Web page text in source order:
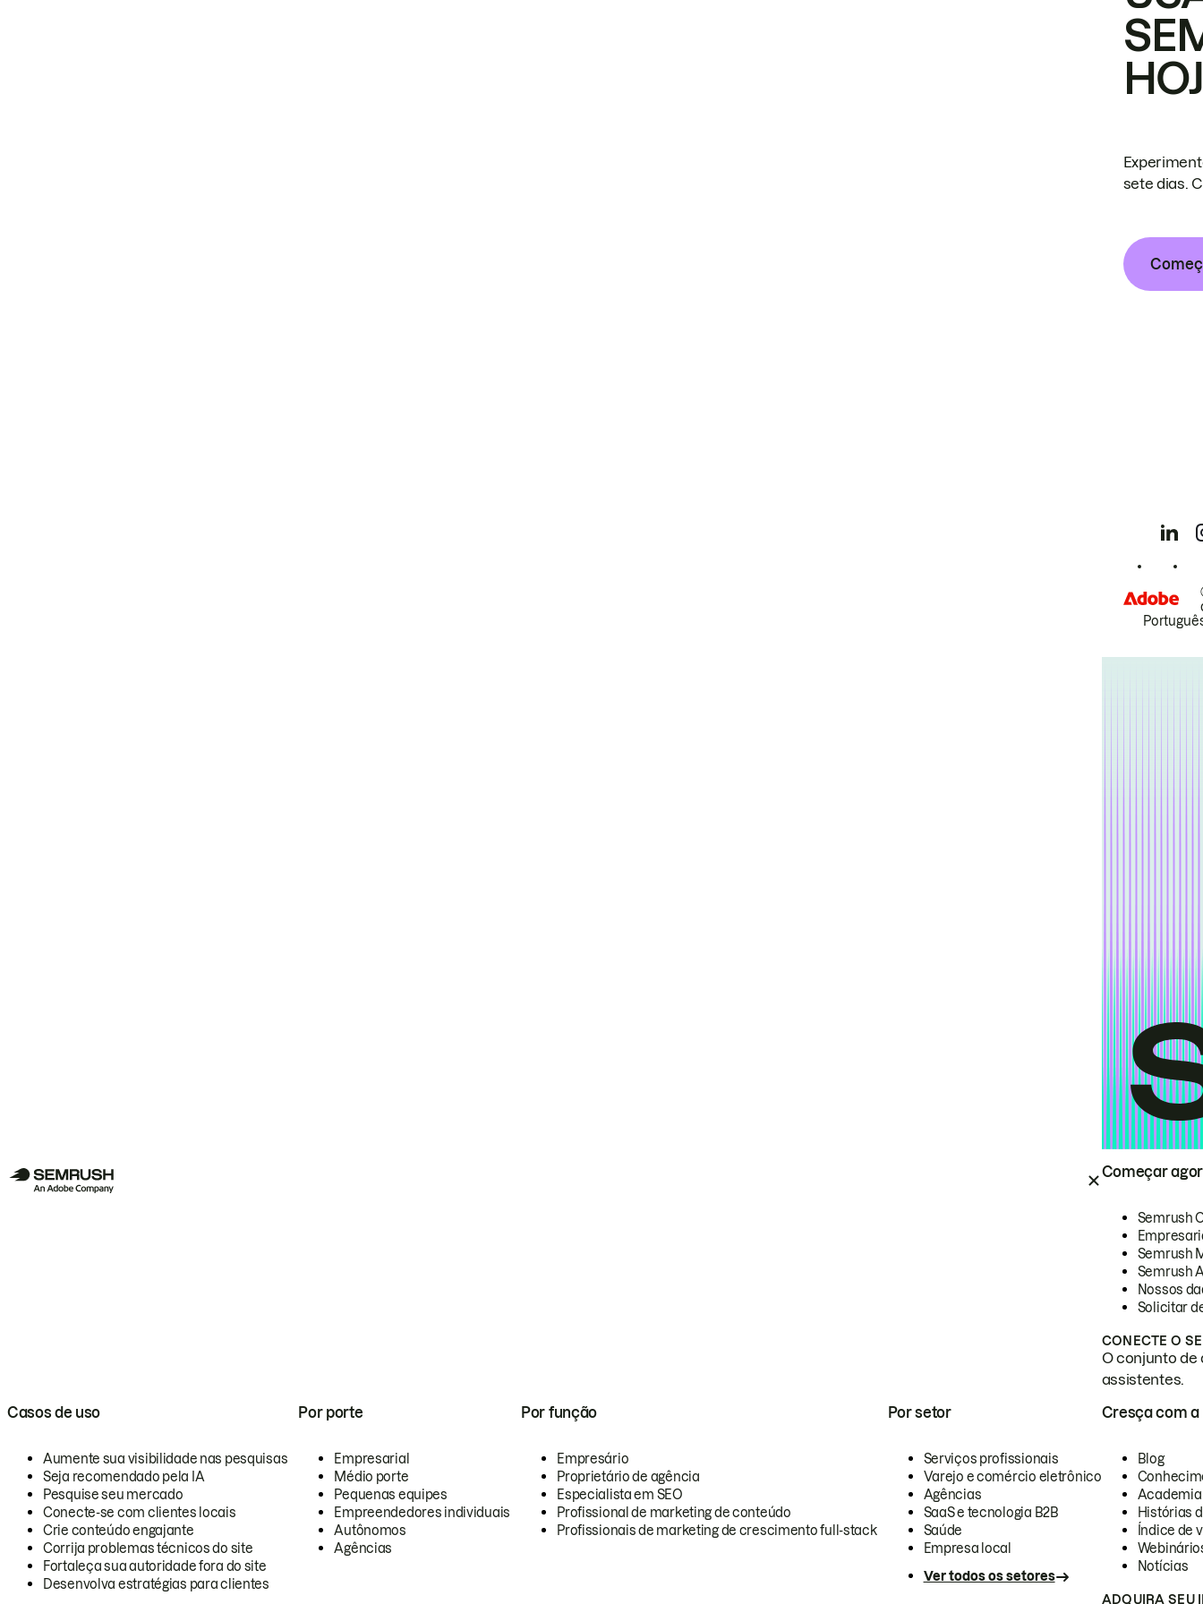
Começar
Semrush
Semrush
Semrush
Nossos
Solicitar
CONECTE O
O conjunto de
assistentes.
Casos de uso
Aumente sua visibilidade nas pesquisas
Seja recomendado pela IA
Pesquise seu mercado
Conecte-se com clientes locais
Crie conteúdo engajante
Corrija problemas técnicos do site
Fortaleça sua autoridade fora do site
Desenvolva estratégias para clientes
Por porte
Empresarial
Médio porte
Pequenas equipes
Empreendedores individuais
Autônomos
Agências
Por função
Empresário
Proprietário de agência
Especialista em SEO
Profissional de marketing de conteúdo
Profissionais de marketing de crescimento full-stack
Por setor
Serviços profissionais
Varejo e comércio eletrônico
Agências
SaaS e tecnologia B2B
Saúde
Empresa local
Ver todos os setores
Cresça com a
Blog
Academia
Histórias
Índice de
Notícias
ADQUIRA SEU
sete dias.